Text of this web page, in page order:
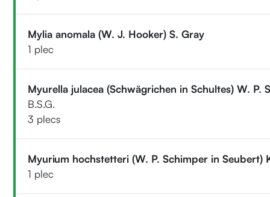
Mylia anomala (W. J. Hooker) S. Gray
1 plec
Myurella julacea (Schwägrichen in Schultes) W. P.
B.S.G.
3 plecs
Myurium hochstetteri (W. P. Schimper in Seubert)
1 plec